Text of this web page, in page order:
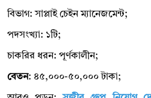
বিভাগ: সাপ্লাই চেইন ম্যানেজমেন্ট;
পদসংখ্যা: ১টি;
চাকরির ধরন: পূর্ণকালীন;
বেতন: ৪৫,০০০-৫০,০০০ টাকা;